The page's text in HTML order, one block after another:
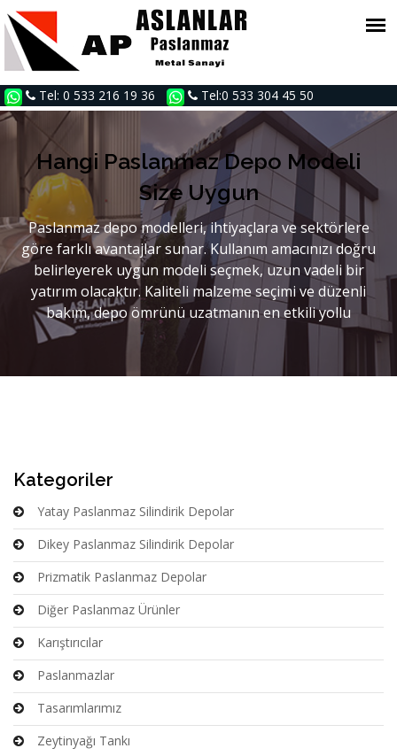
Tel: 0 533 216 19 36 Tel:0 533 304 45 50
Hangi Paslanmaz Depo Modeli
Size Uygun
Paslanmaz depo modelleri, ihtiyaçlara ve sektörlere
göre farklı avantajlar sunar. Kullanım amacınızı doğru
belirleyerek uygun modeli seçmek, uzun vadeli bir
yatırım olacaktır. Kaliteli malzeme seçimi ve düzenli
bakım, depo ömrünü uzatmanın en etkili yollu
Kategoriler
Yatay Paslanmaz Silindirik Depolar
Dikey Paslanmaz Silindirik Depolar
Prizmatik Paslanmaz Depolar
Diğer Paslanmaz Ürünler
Karıştırıcılar
Paslanmazlar
Tasarımlarımız
Zeytinyağı Tankı